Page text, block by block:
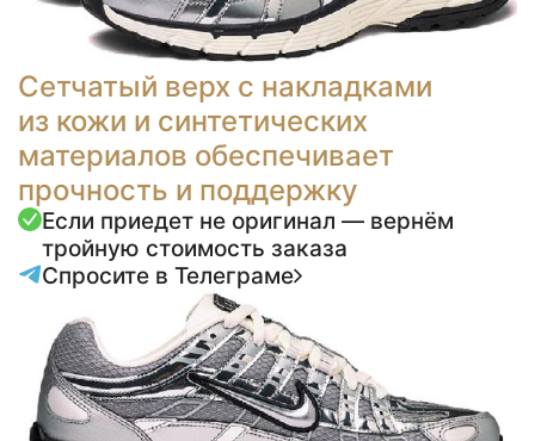
Сетчатый верх с накладками
из кожи и синтетических
материалов обеспечивает
прочность и поддержку
Если приедет не оригинал — вернём
тройную стоимость заказа
Спросите в Телеграме